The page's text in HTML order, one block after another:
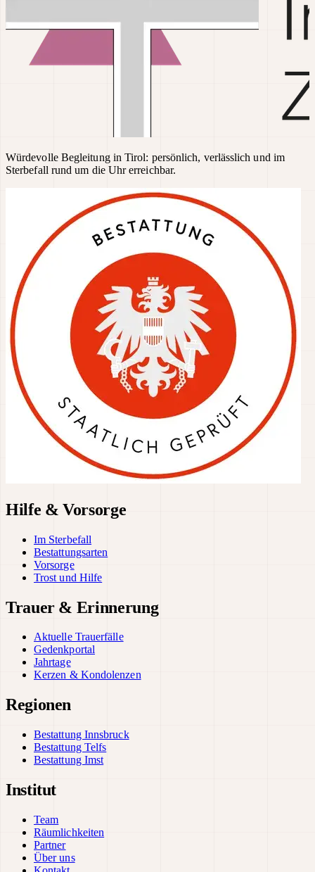
Würdevolle Begleitung in Tirol: persönlich, verlässlich und im
Sterbefall rund um die Uhr erreichbar.
Hilfe & Vorsorge
Im Sterbefall
Bestattungsarten
Vorsorge
Trost und Hilfe
Trauer & Erinnerung
Aktuelle Trauerfälle
Gedenkportal
Jahrtage
Kerzen & Kondolenzen
Regionen
Bestattung Innsbruck
Bestattung Telfs
Bestattung Imst
Institut
Team
Räumlichkeiten
Partner
Über uns